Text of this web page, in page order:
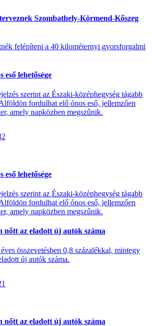
Szombathely-Körmend-Kőszeg
felépíteni a 40 kilométernyi gyorsforgalmi
eső lehetősége
szerint az Északi-középhegység tágabb
fordulhat elő ónos eső, jellemzően
amely napközben megszűnik.
eső lehetősége
szerint az Északi-középhegység tágabb
fordulhat elő ónos eső, jellemzően
amely napközben megszűnik.
nőtt az eladott új autók száma
összevetésben 0,8 százalékkal, mintegy
új autók száma.
nőtt az eladott új autók száma